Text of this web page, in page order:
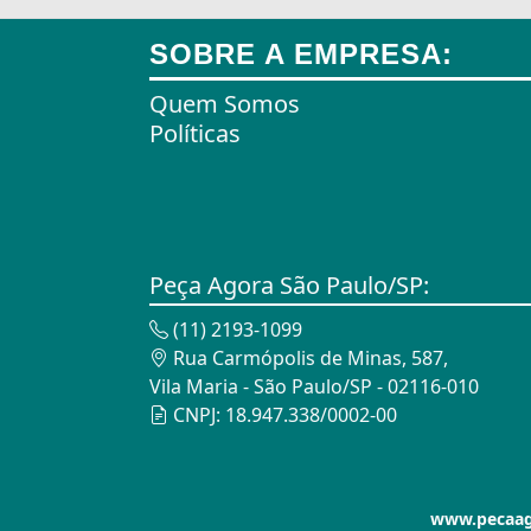
Ares Comprimidos
Armas de Propulsão
Armações
Arruelas
Assento Sanitário
Assentos de Banheiras
SOBRE A EMPRESA:
Quem Somos
Políticas
Peça Agora São Paulo/SP:
(11) 2193-1099
Rua Carmópolis de Minas, 587,
Vila Maria - São Paulo/SP - 02116-010
CNPJ: 18.947.338/0002-00